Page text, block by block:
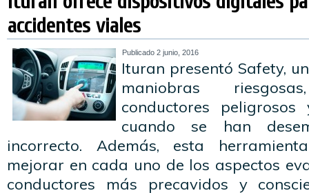
accidentes viales
Publicado 2 junio, 2016
Ituran presentó Safety,
maniobras
conductores
cuando se han
incorrecto. Además, esta
mejorar en cada uno de los aspectos
conductores más precavidos y